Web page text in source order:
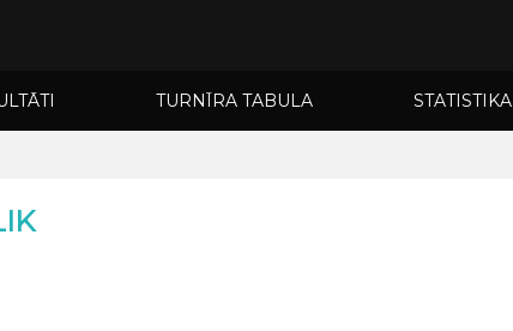
TURNĪRA TABULA STATISTIKA